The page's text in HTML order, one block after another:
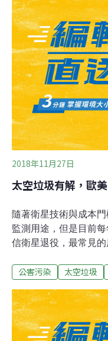
術將藉由「NEO-01」
郵報》報導，「NEO-
使用磁力吸引太空中
捉碎片，並使用電力
創辦人蘇萌表示，未
更多的衛星，目標在
採。
2018年11月27日
太空垃圾有解，歐
隨著衛星技術與成本
監測用途，但是目前
信衛星退役，最常見
人，用於延長通訊衛
為自家衛星劃設禁區
太空不能屬於任一國
可能有重新審視的必要
公害污染 太空垃圾